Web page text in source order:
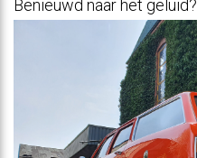
Benieuwd naar het geluid?